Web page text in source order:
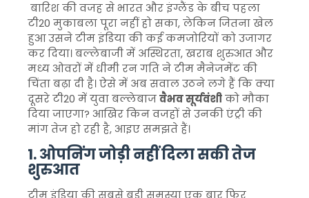
बारिश की वजह से भारत और इंग्लैंड के बीच पहला
टी20 मुकाबला पूरा नहीं हो सका, लेकिन जितना खेल
हुआ उसने टीम इंडिया की कई कमजोरियों को उजागर
कर दिया। बल्लेबाजी में अस्थिरता, खराब शुरुआत और
मध्य ओवरों में धीमी रन गति ने टीम मैनेजमेंट की
चिंता बढ़ा दी है। ऐसे में अब सवाल उठने लगे हैं कि क्या
दूसरे टी20 में युवा बल्लेबाजवैभव सूर्यवंशीको मौका
दिया जाएगा? आखिर किन वजहों से उनकी एंट्री की
मांग तेज हो रही है, आइए समझते हैं।
1. ओपनिंग जोड़ी नहीं दिला सकी तेज
शुरुआत
टीम इंडिया की सबसे बड़ी समस्या एक बार फिर